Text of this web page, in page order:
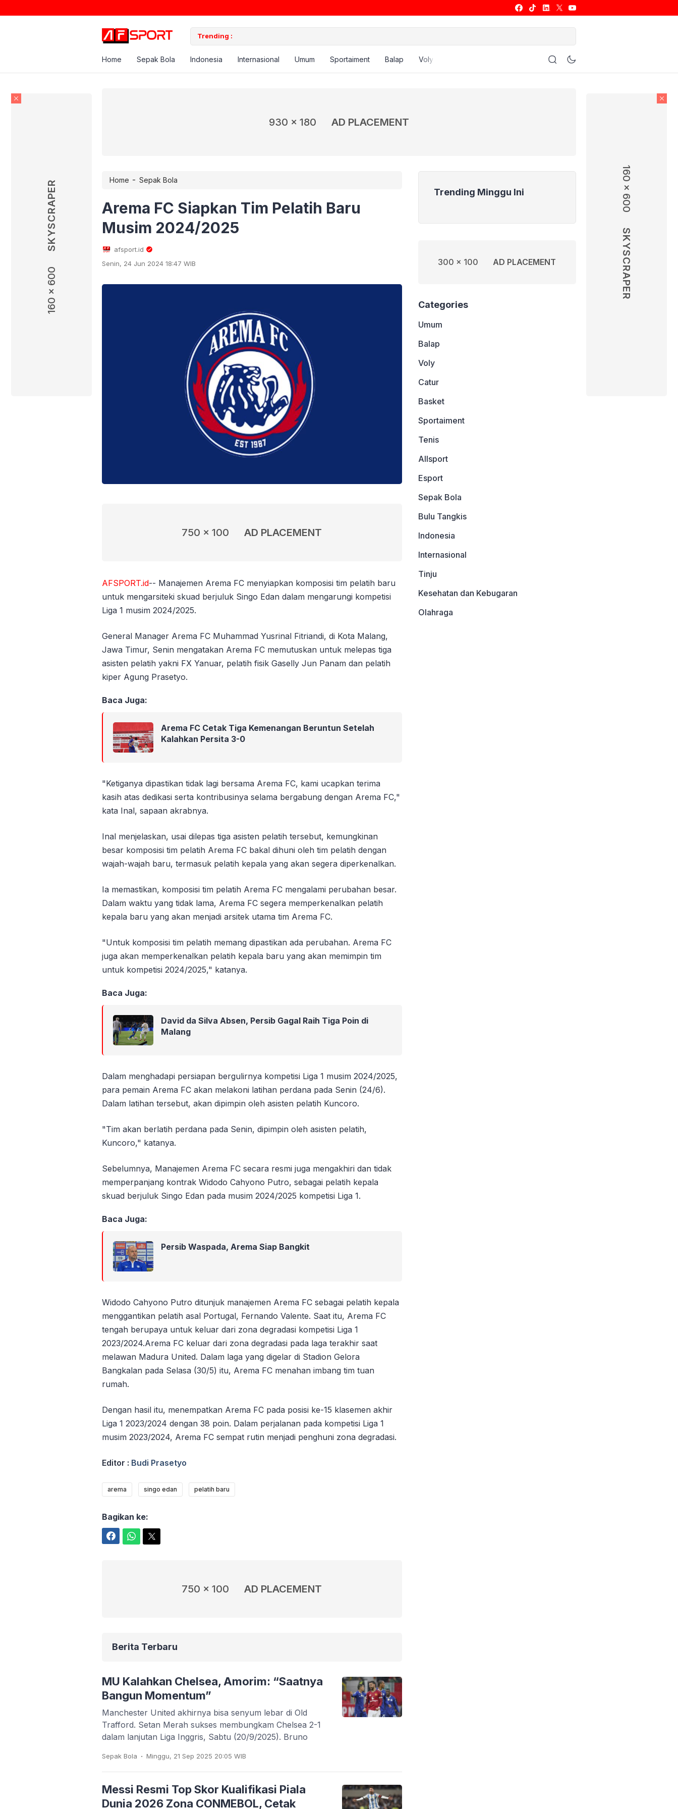
160 x 600
SKYSCRAPER 160 x 600
SKYSCRAPER
Trending :
Home Sepak Bola Indonesia Internasional Umum Sportaiment Balap Voly Allsport
930 x 180 AD PLACEMENT
Home - Sepak Bola
Arema FC Siapkan Tim Pelatih Baru
Musim 2024/2025
afsport.id
Senin, 24 Jun 2024 18:47 WIB
750 x 100 AD PLACEMENT
AFSPORT.id-- Manajemen Arema FC menyiapkan komposisi tim pelatih baru
untuk mengarsiteki skuad berjuluk Singo Edan dalam mengarungi kompetisi
Liga 1 musim 2024/2025.
General Manager Arema FC Muhammad Yusrinal Fitriandi, di Kota Malang,
Jawa Timur, Senin mengatakan Arema FC memutuskan untuk melepas tiga
asisten pelatih yakni FX Yanuar, pelatih fisik Gaselly Jun Panam dan pelatih
kiper Agung Prasetyo.
Baca Juga:
Arema FC Cetak Tiga Kemenangan Beruntun Setelah
Kalahkan Persita 3-0
"Ketiganya dipastikan tidak lagi bersama Arema FC, kami ucapkan terima
kasih atas dedikasi serta kontribusinya selama bergabung dengan Arema FC,"
kata Inal, sapaan akrabnya.
Inal menjelaskan, usai dilepas tiga asisten pelatih tersebut, kemungkinan
besar komposisi tim pelatih Arema FC bakal dihuni oleh tim pelatih dengan
wajah-wajah baru, termasuk pelatih kepala yang akan segera diperkenalkan.
Ia memastikan, komposisi tim pelatih Arema FC mengalami perubahan besar.
Dalam waktu yang tidak lama, Arema FC segera memperkenalkan pelatih
kepala baru yang akan menjadi arsitek utama tim Arema FC.
"Untuk komposisi tim pelatih memang dipastikan ada perubahan. Arema FC
juga akan memperkenalkan pelatih kepala baru yang akan memimpin tim
untuk kompetisi 2024/2025," katanya.
Baca Juga:
David da Silva Absen, Persib Gagal Raih Tiga Poin di
Malang
Dalam menghadapi persiapan bergulirnya kompetisi Liga 1 musim 2024/2025,
para pemain Arema FC akan melakoni latihan perdana pada Senin (24/6).
Dalam latihan tersebut, akan dipimpin oleh asisten pelatih Kuncoro.
"Tim akan berlatih perdana pada Senin, dipimpin oleh asisten pelatih,
Kuncoro," katanya.
Sebelumnya, Manajemen Arema FC secara resmi juga mengakhiri dan tidak
memperpanjang kontrak Widodo Cahyono Putro, sebagai pelatih kepala
skuad berjuluk Singo Edan pada musim 2024/2025 kompetisi Liga 1.
Baca Juga:
Persib Waspada, Arema Siap Bangkit
Widodo Cahyono Putro ditunjuk manajemen Arema FC sebagai pelatih kepala
menggantikan pelatih asal Portugal, Fernando Valente. Saat itu, Arema FC
tengah berupaya untuk keluar dari zona degradasi kompetisi Liga 1
2023/2024.Arema FC keluar dari zona degradasi pada laga terakhir saat
melawan Madura United. Dalam laga yang digelar di Stadion Gelora
Bangkalan pada Selasa (30/5) itu, Arema FC menahan imbang tim tuan
rumah.
Dengan hasil itu, menempatkan Arema FC pada posisi ke-15 klasemen akhir
Liga 1 2023/2024 dengan 38 poin. Dalam perjalanan pada kompetisi Liga 1
musim 2023/2024, Arema FC sempat rutin menjadi penghuni zona degradasi.
Editor : Budi Prasetyo
arema singo edan pelatih baru
Bagikan ke:
750 x 100 AD PLACEMENT
Berita Terbaru
MU Kalahkan Chelsea, Amorim: “Saatnya
Bangun Momentum”
Manchester United akhirnya bisa senyum lebar di Old
Trafford. Setan Merah sukses membungkam Chelsea 2-1
dalam lanjutan Liga Inggris, Sabtu (20/9/2025). Bruno
Sepak Bola . Minggu, 21 Sep 2025 20:05 WIB
Messi Resmi Top Skor Kualifikasi Piala
Dunia 2026 Zona CONMEBOL, Cetak
Trending Minggu Ini
300 x 100 AD PLACEMENT
Categories
Umum
Balap
Voly
Catur
Basket
Sportaiment
Tenis
Allsport
Esport
Sepak Bola
Bulu Tangkis
Indonesia
Internasional
Tinju
Kesehatan dan Kebugaran
Olahraga